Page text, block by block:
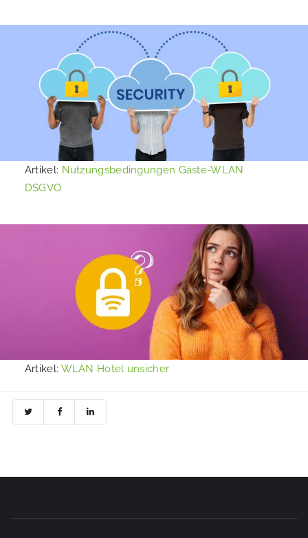
Artikel: Nutzungsbedingungen Gäste-WLAN
DSGVO
Artikel: WLAN Hotel unsicher